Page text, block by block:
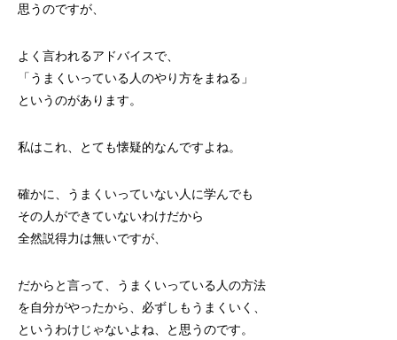
思うのですが、
よく言われるアドバイスで、
「うまくいっている人のやり方をまねる」
というのがあります。
私はこれ、とても懐疑的なんですよね。
確かに、うまくいっていない人に学んでも
その人ができていないわけだから
全然説得力は無いですが、
だからと言って、うまくいっている人の方法
を自分がやったから、必ずしもうまくいく、
というわけじゃないよね、と思うのです。